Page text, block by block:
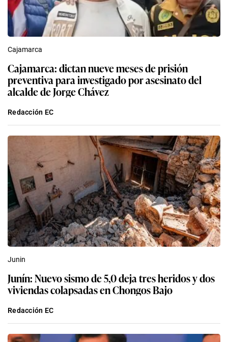
Cajamarca
Cajamarca: dictan nueve meses de prisión
preventiva para investigado por asesinato del
alcalde de Jorge Chávez
Redacción EC
Junin
Junín: Nuevo sismo de 5,0 deja tres heridos y dos
viviendas colapsadas en Chongos Bajo
Redacción EC